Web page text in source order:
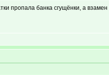
пропала банка сгущёнки, а